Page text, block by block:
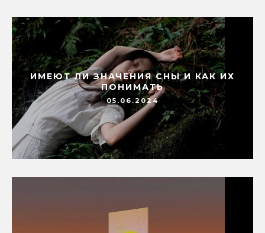
ИМЕЮТ ЛИ ЗНАЧЕНИЯ СНЫ И КАК ИХ
ПОНИМАТЬ
05.06.2024